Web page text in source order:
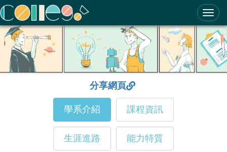
ColleGo! 大學選才與高中育才輔助系統
分享網頁
學系介紹 課程資訊
生涯進路 能力特質